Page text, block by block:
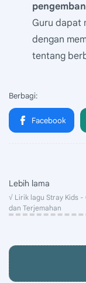
Guru dapat
dengan
tentang